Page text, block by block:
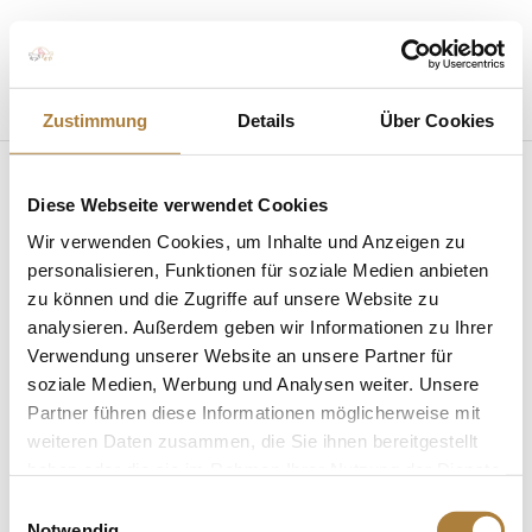
Zustimmung Details Über Cookies
Diese Webseite verwendet Cookies
Wir verwenden Cookies, um Inhalte und Anzeigen zu
personalisieren, Funktionen für soziale Medien anbieten
zu können und die Zugriffe auf unsere Website zu
analysieren. Außerdem geben wir Informationen zu Ihrer
Verwendung unserer Website an unsere Partner für
soziale Medien, Werbung und Analysen weiter. Unsere
Partner führen diese Informationen möglicherweise mit
weiteren Daten zusammen, die Sie ihnen bereitgestellt
Seite wählen
Felix Wöhe und Greta
Helene Liebig gewinnen
im Pas de Deux
vonInsa Strothmann|20. Mai 2025